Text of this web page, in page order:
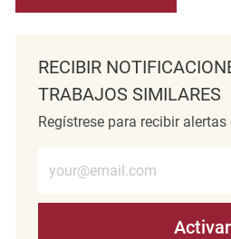
RECIBIR
TRABAJOS SIMILARES
Regístrese para recibir alertas
Activar